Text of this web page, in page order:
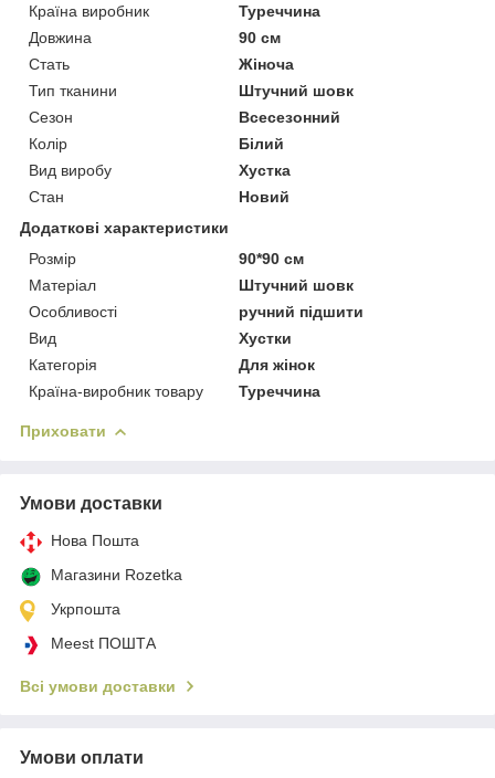
Країна виробник
Туреччина
Довжина
90 см
Стать
Жіноча
Тип тканини
Штучний шовк
Сезон
Всесезонний
Колір
Білий
Вид виробу
Хустка
Стан
Новий
Додаткові характеристики
Розмір
90*90 см
Матеріал
Штучний шовк
Особливості
ручний підшити
Вид
Хустки
Категорія
Для жінок
Країна-виробник товару
Туреччина
Приховати
Умови доставки
Нова Пошта
Магазини Rozetka
Укрпошта
Meest ПОШТА
Всі умови доставки
Умови оплати